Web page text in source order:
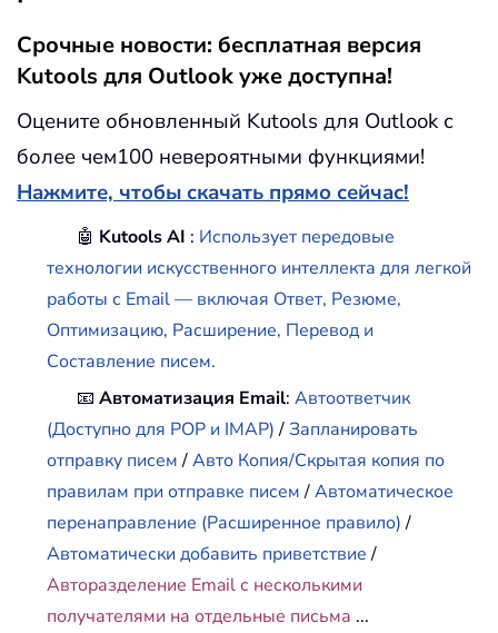
Срочные новости: бесплатная версия
Kutools для Outlook уже доступна!
Оцените обновленный Kutools для Outlook с
более чем100 невероятными функциями!
Нажмите, чтобы скачать прямо сейчас!
🤖 Kutools AI : Использует передовые
технологии искусственного интеллекта для легкой
работы с Email — включая Ответ, Резюме,
Оптимизацию, Расширение, Перевод и
Составление писем.
📧Автоматизация Email:Автоответчик
(Доступно для POP и IMAP)/Запланировать
отправку писем/Авто Копия/Скрытая копия по
правилам при отправке писем/Автоматическое
перенаправление (Расширенное правило)/
Автоматически добавить приветствие/
Авторазделение Email с несколькими
получателями на отдельные письма ...